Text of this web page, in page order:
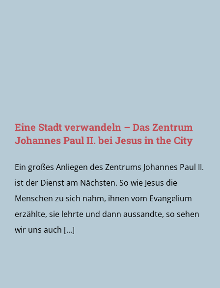
Eine Stadt verwandeln – Das Zentrum
Johannes Paul II. bei Jesus in the City
Ein großes Anliegen des Zentrums Johannes Paul II.
ist der Dienst am Nächsten. So wie Jesus die
Menschen zu sich nahm, ihnen vom Evangelium
erzählte, sie lehrte und dann aussandte, so sehen
wir uns auch [...]